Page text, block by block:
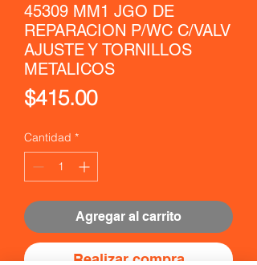
45309 MM1 JGO DE
REPARACION P/WC C/VALV
AJUSTE Y TORNILLOS
METALICOS
$415.00Precio
Cantidad *
Agregar al carrito
Realizar compra